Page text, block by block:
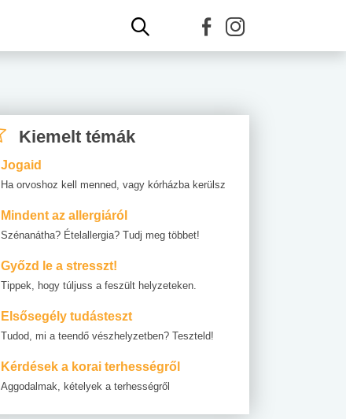
Kiemelt témák
Jogaid
Ha orvoshoz kell menned, vagy kórházba kerülsz
Mindent az allergiáról
Szénanátha? Ételallergia? Tudj meg többet!
Győzd le a stresszt!
Tippek, hogy túljuss a feszült helyzeteken.
Elsősegély tudásteszt
Tudod, mi a teendő vészhelyzetben? Teszteld!
Kérdések a korai terhességről
Aggodalmak, kételyek a terhességről